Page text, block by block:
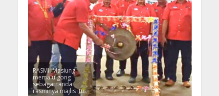
RASMI: Masiung
memalu gong
sebagai tanda
rasminya majlis itu.